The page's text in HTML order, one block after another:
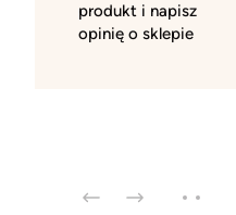
produkt i napisz
opinię o sklepie